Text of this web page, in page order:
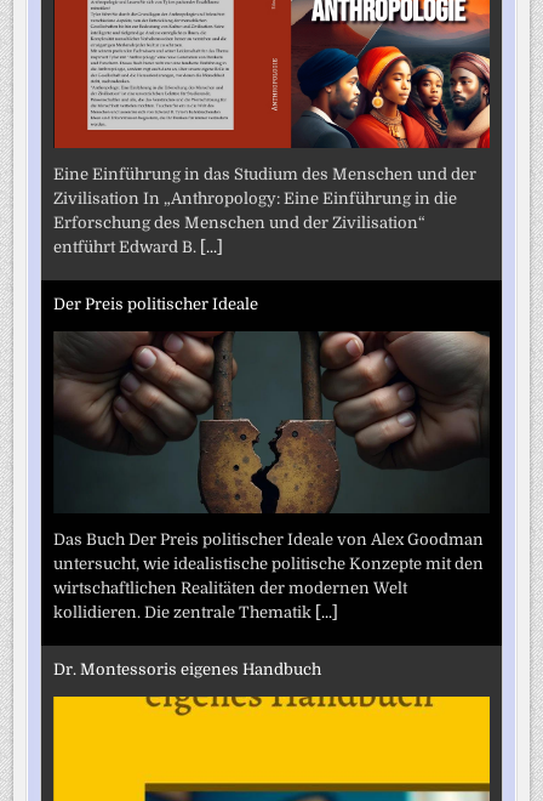
Eine Einführung in das Studium des Menschen und der
Zivilisation In „Anthropology: Eine Einführung in die
Erforschung des Menschen und der Zivilisation“
entführt Edward B. [...]
Der Preis politischer Ideale
Das Buch Der Preis politischer Ideale von Alex Goodman
untersucht, wie idealistische politische Konzepte mit den
wirtschaftlichen Realitäten der modernen Welt
kollidieren. Die zentrale Thematik [...]
Dr. Montessoris eigenes Handbuch